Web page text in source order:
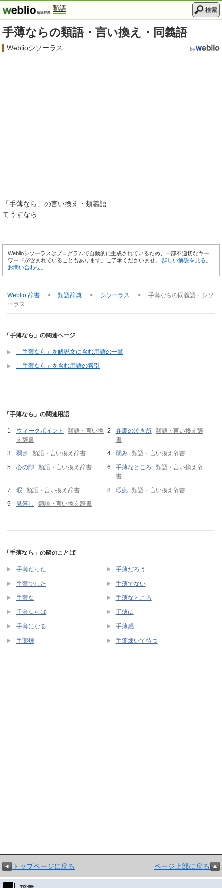
類語 検索
手薄ならの類語・言い換え・同義語
Weblioシソーラス
「手薄なら 」の言い換え・類義語
てうすなら
Weblioシソーラスはプログラムで自動的に生成されているため、一部不適切なキー
ワードが含まれていることもあります。ご了承くださいませ。 詳しい解説を見る
お問い合わせ
Weblio 辞書 > 類語辞典 > シソーラス > 手薄ならの同義語・シソ
ーラス
「手薄なら」の関連ページ
「手薄なら」を解説文に含む用語の一覧
「手薄なら」を含む用語の索引
「手薄なら」の関連用語
ウィークポイント
類語・言い換
え辞書
弁慶の泣き所 類語・言い換え辞
書
弱さ
類語・言い換え辞書 弱み 類語・言い換え辞書
心の隙 類語・言い換え辞書 手薄なところ
類語・言い換え辞
書
瑕
類語・言い換え辞書 瑕疵 類語・言い換え辞書
見落し
類語・言い換え辞書
「手薄なら」の隣のことば
手薄だった 手薄だろう
手薄でした 手薄でない
手薄な 手薄なところ
手薄ならば 手薄に
手薄になる 手薄感
手薬煉 手薬煉いて待つ
トップページに戻る ページ上部に戻る